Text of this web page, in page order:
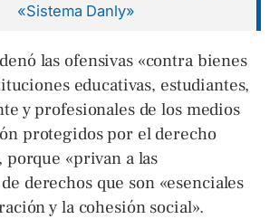
«Sistema Danly»
las ofensivas «contra bienes
educativas, estudiantes,
y profesionales de los medios
protegidos por el derecho
«privan a las
derechos que son «esenciales
y la cohesión social».